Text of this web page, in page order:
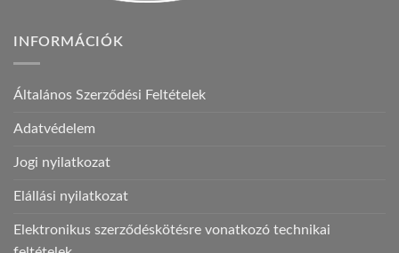
INFORMÁCIÓK
Általános Szerződési Feltételek
Adatvédelem
Jogi nyilatkozat
Elállási nyilatkozat
Elektronikus szerződéskötésre vonatkozó technikai